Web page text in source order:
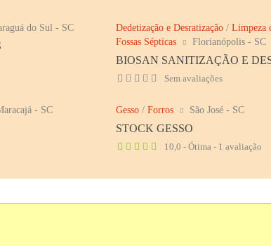
do Sul - SC Dedetização e Desratização /Limpeza
Fossas Sépticas
Florianópolis - SC
BIOSAN SANITIZAÇÃO E
Sem avaliações
- SC Gesso /Forros São José - SC
STOCK GESSO
10,0 - Ótima - 1 avaliação